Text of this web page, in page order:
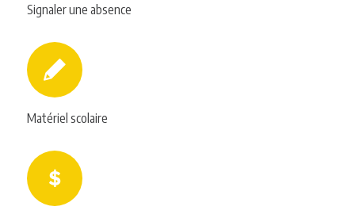
Signaler une absence
Matériel scolaire